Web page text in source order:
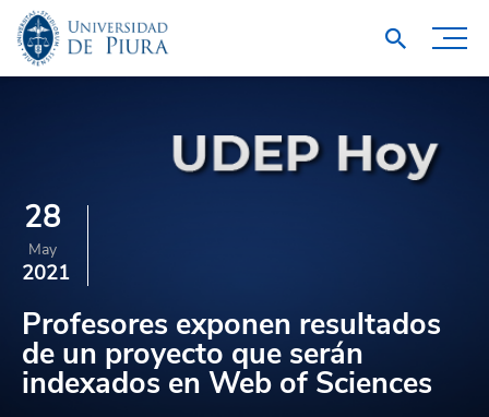
28
May
2021
Profesores exponen resultados
de un proyecto que serán
indexados en Web of Sciences